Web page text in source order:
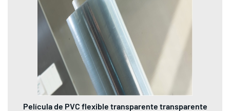
Película de PVC flexible transparente transparente